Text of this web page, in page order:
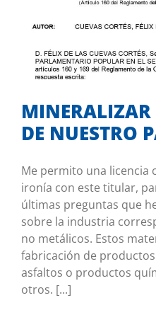
MINERALIZAR
Desde
DE NUESTRO
Me permito una licencia
ironía con este titular,
últimas preguntas que
sobre la industria
no metálicos. Estos
fabricación de
asfaltos o productos
otros. [...]